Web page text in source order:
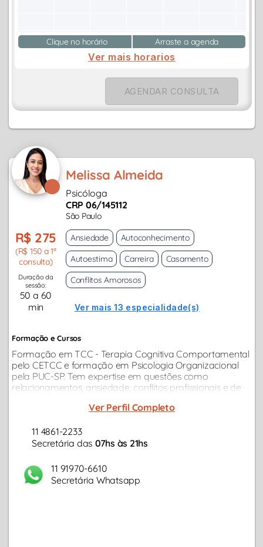
Clique no horário Arraste a agenda
Ver mais horarios
AGENDAR CONSULTA
Melissa Almeida
Psicóloga
CRP 06/145112
São Paulo
R$ 275
(R$ 150 a 1ª
consulta)
Duração da
sessão:
50 a 60
min
Ansiedade
Autoconhecimento
Autoestima
Carreira
Casamento
Conflitos Amorosos
Ver mais 13 especialidade(s)
Formação e Cursos
Formação em TCC - Terapia Cognitiva Comportamental
pelo CETCC e formação em Psicologia Organizacional
pela PUC-SP. Tem expertise em questões como
relacionamentos, ansiedade, conflitos profissionais e de
Ver Perfil Completo
11 4861-2233
Secretária das 07hs às 21hs
11 91970-6610
Secretária Whatsapp